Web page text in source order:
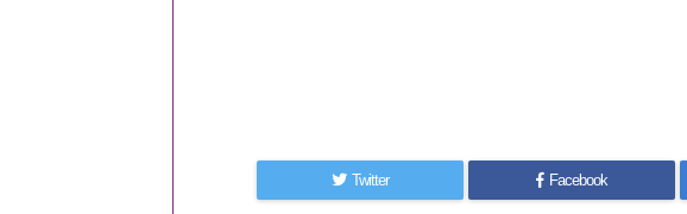
Twitter Facebook